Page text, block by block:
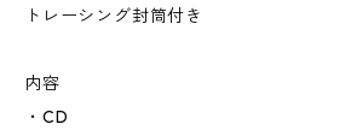
トレーシング封筒付き
内容
・CD